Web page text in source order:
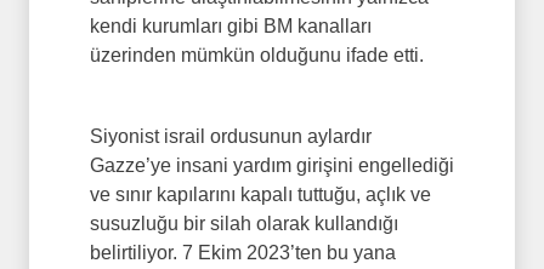
kendi kurumları gibi BM kanalları
üzerinden mümkün olduğunu ifade etti.
Siyonist israil ordusunun aylardır
Gazze’ye insani yardım girişini engellediği
ve sınır kapılarını kapalı tuttuğu, açlık ve
susuzluğu bir silah olarak kullandığı
belirtiliyor. 7 Ekim 2023’ten bu yana